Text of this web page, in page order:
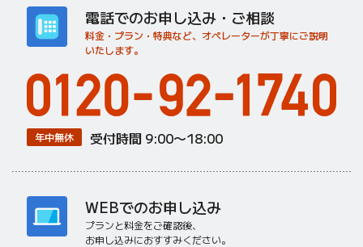
電話でのお申し込み・ご相談
料金・プラン・特典など、オペレーターが丁寧にご説明
いたします。
年中無休 受付時間 9:00〜18:00
WEBでのお申し込み
プランと料金をご確認後、
お申し込みにおすすみください。